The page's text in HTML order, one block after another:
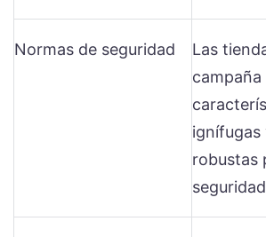
Normas de seguridad
Las
ignífugas
robustas